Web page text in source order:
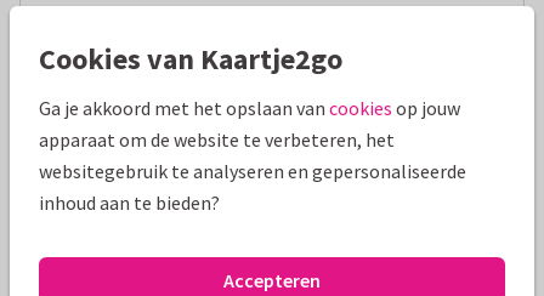
altijd te jong om te sterven.
Nous avons eu pour quelques temps, de bons
moments, de grands moments
Nous avons eu pour quelques temps
de bons moments, de grands moments.
Cookies van Kaartje2go
Ga je akkoord met het opslaan van cookies op jouw
apparaat om de website te verbeteren, het
websitegebruik te analyseren en gepersonaliseerde
inhoud aan te bieden?
Accepteren